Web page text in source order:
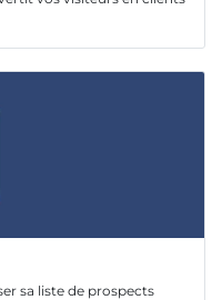
sa liste de prospects